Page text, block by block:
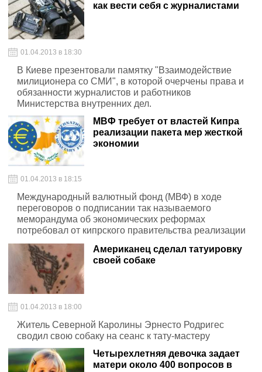
как вести себя с журналистами
01.04.2013 в 18:30
В Киеве презентовали памятку "Взаимодействие
милиционера со СМИ", в которой очерчены права и
обязанности журналистов и работников
Министерства внутренних дел.
МВФ требует от властей Кипра
реализации пакета мер жесткой
экономии
01.04.2013 в 18:15
Международный валютный фонд (МВФ) в ходе
переговоров о подписании так называемого
меморандума об экономических реформах
потребовал от кипрского правительства реализации
пакета мер жесткой экономии
Американец сделал татуировку
своей собаке
01.04.2013 в 18:00
Житель Северной Каролины Эрнесто Родригес
сводил свою собаку на сеанс к тату-мастеру
Четырехлетняя девочка задает
матери около 400 вопросов в